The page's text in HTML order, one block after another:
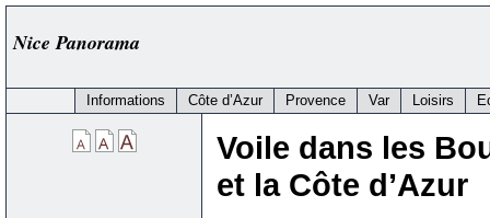
Nice Panorama
Informations Côte d’Azur Provence Var Loisirs
Voile dans les
et la Côte d’Azur